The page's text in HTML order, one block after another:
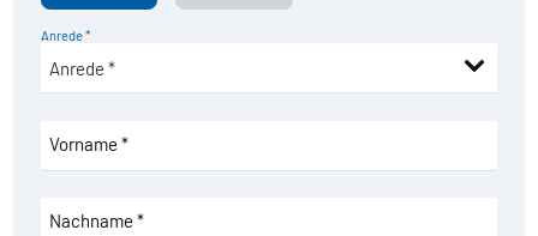
Anrede *
Vorname *
Nachname *